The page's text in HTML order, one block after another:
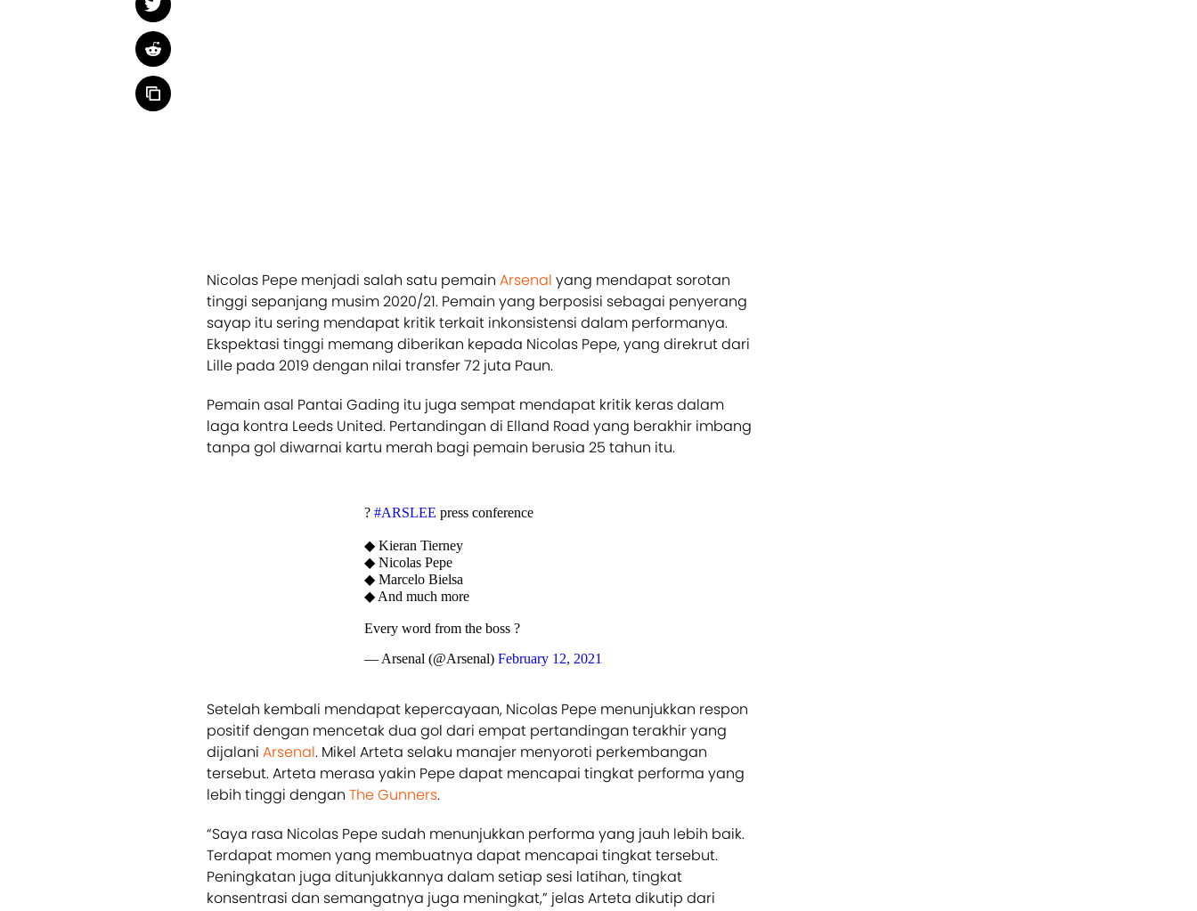
Nicolas Pepe menjadi salah satu pemain Arsenal yang mendapat sorotan
tinggi sepanjang musim 2020/21. Pemain yang berposisi sebagai penyerang
sayap itu sering mendapat kritik terkait inkonsistensi dalam performanya.
Ekspektasi tinggi memang diberikan kepada Nicolas Pepe, yang direkrut dari
Lille pada 2019 dengan nilai transfer 72 juta Paun.
Pemain asal Pantai Gading itu juga sempat mendapat kritik keras dalam
laga kontra Leeds United. Pertandingan di Elland Road yang berakhir imbang
tanpa gol diwarnai kartu merah bagi pemain berusia 25 tahun itu.
? #ARSLEE press conference
◆ Kieran Tierney
◆ Nicolas Pepe
◆ Marcelo Bielsa
◆ And much more
Every word from the boss ?
— Arsenal (@Arsenal) February 12, 2021
Setelah kembali mendapat kepercayaan, Nicolas Pepe menunjukkan respon
positif dengan mencetak dua gol dari empat pertandingan terakhir yang
dijalani Arsenal. Mikel Arteta selaku manajer menyoroti perkembangan
tersebut. Arteta merasa yakin Pepe dapat mencapai tingkat performa yang
lebih tinggi dengan The Gunners.
“Saya rasa Nicolas Pepe sudah menunjukkan performa yang jauh lebih baik.
Terdapat momen yang membuatnya dapat mencapai tingkat tersebut.
Peningkatan juga ditunjukkannya dalam setiap sesi latihan, tingkat
konsentrasi dan semangatnya juga meningkat,” jelas Arteta dikutip dari